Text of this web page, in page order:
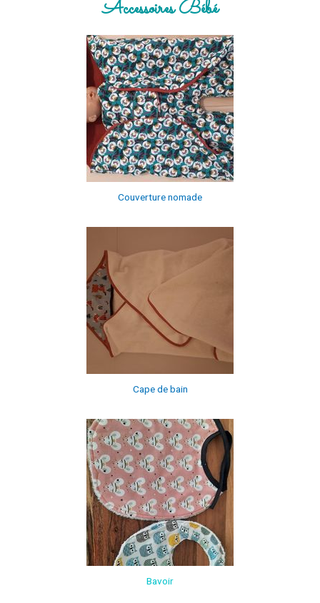
Accessoires Bébé
Couverture nomade
Cape de bain
Bavoir